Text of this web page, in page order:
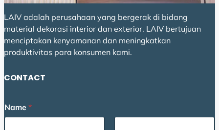
LAIV adalah perusahaan yang bergerak di bidang
material dekorasi interior dan exterior. LAIV bertujuan
menciptakan kenyamanan dan meningkatkan
produktivitas para konsumen kami.
CONTACT
a
m
Name *